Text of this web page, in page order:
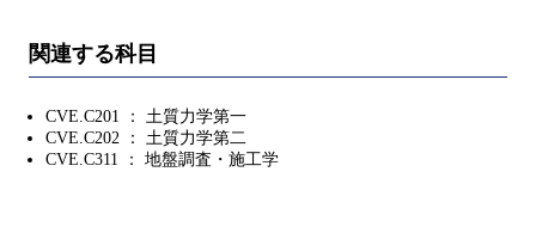
関連する科目
CVE.C201 ： 土質力学第一
CVE.C202 ： 土質力学第二
CVE.C311 ： 地盤調査・施工学